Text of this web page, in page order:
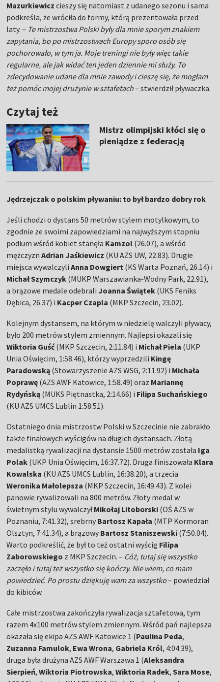
Mazurkiewicz cieszy się natomiast z udanego sezonu i sama
podkreśla, że wróciła do formy, którą prezentowała przed
laty. – Te mistrzostwa Polski były dla mnie sporym znakiem
zapytania, bo po mistrzostwach Europy sporo osób się
pochorowało, w tym ja. Moje treningi nie były więc takie
regularne, ale jak widać ten jeden dziennie mi służy. To
zdecydowanie udane dla mnie zawody i cieszę się, że mogłam
też pomóc mojej drużynie w sztafetach– stwierdził pływaczka.
Czytaj też
Mistrz olimpijski kłóci się o
pieniądze z federacją
Jędrzejczak o polskim pływaniu: to był bardzo dobry rok
Jeśli chodzi o dystans 50 metrów stylem motylkowym, to
zgodnie ze swoimi zapowiedziami na najwyższym stopniu
podium wśród kobiet stanęła Kamzol (26.07), a wśród
mężczyzn Adrian Jaśkiewicz (KU AZS UW, 22.83). Drugie
miejsca wywalczyliAnna Dowgiert (KS Warta Poznań, 26.14) i
Michał Szymczyk (MUKP Warszawianka-Wodny Park, 22.91),
a brązowe medale odebrali Joanna Świątek (UKS Feniks
Dębica, 26.37) i Kacper Czapla (MKP Szczecin, 23.02).
Kolejnym dystansem, na którym w niedzielę walczyli pływacy,
było 200 metrów stylem zmiennym. Najlepsi okazali się
Wiktoria Guść(MKP Szczecin, 2:11.84) i Michał Piela (UKP
Unia Oświęcim, 1:58.46), którzy wyprzedzili Kingę
Paradowską (Stowarzyszenie AZS WSG, 2:11.92) i Michała
Poprawę (AZS AWF Katowice, 1:58.49) oraz Mariannę
Rydyńską (MUKS Piętnastka, 2:14.66) i Filipa Suchańskiego
(KU AZS UMCS Lublin 1:58.51).
Ostatniego dnia mistrzostw Polski w Szczecinie nie zabrakło
także finałowych wyścigów na długich dystansach. Złotą
medalistką rywalizacji na dystansie 1500 metrów została Iga
Polak (UKP Unia Oświęcim, 16:37.72). Druga finiszowała Klara
Kowalska (KU AZS UMCS Lublin, 16:38.20), a trzecia
Weronika Małolepsza (MKP Szczecin, 16:49.43). Z kolei
panowie rywalizowali na 800 metrów. Złoty medal w
świetnym stylu wywalczyłMikołaj Litoborski (OŚ AZS w
Poznaniu, 7:41.32), srebrny Bartosz Kapała (MTP Kormoran
Olsztyn, 7:41.34), a brązowy Bartosz Staniszewski (7:50.04).
Warto podkreślić, że był to też ostatni wyścig Filipa
Zaborowskiego z MKP Szczecin. – Cóż, tutaj się wszystko
zaczęło i tutaj też wszystko się kończy. Nie wiem, co mam
powiedzieć. Po prostu dziękuję wam za wszystko– powiedział
do kibiców.
Całe mistrzostwa zakończyła rywalizacja sztafetowa, tym
razem 4x100 metrów stylem zmiennym. Wśród pań najlepsza
okazała się ekipa AZS AWF Katowice 1 (Paulina Peda,
Zuzanna Famulok, Ewa Wrona, Gabriela Król, 4:04.39),
druga była drużyna AZS AWF Warszawa 1 (Aleksandra
Sierpień,Wiktoria Piotrowska,Wiktoria Radek,Sara Mose,